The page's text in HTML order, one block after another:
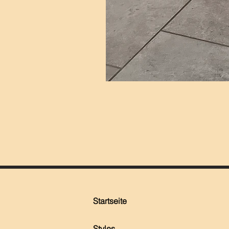
Startseite